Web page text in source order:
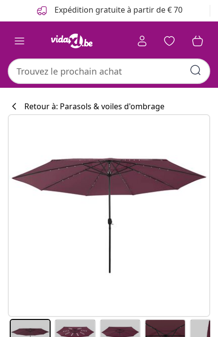
Expédition gratuite à partir de € 70
Retour à: Parasols & voiles d'ombrage